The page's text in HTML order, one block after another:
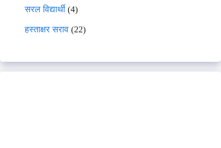
सरल विद्यार्थी(4)
हस्ताक्षर सराव (22)